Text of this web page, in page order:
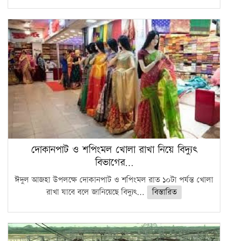
দোকানপাট ও শপিংমল খোলা রাখা নিয়ে বিদ্যুৎ
বিভাগের…
ঈদুল আজহা উপলক্ষে দোকানপাট ও শপিংমল রাত ১০টা পর্যন্ত খোলা
রাখা যাবে বলে জানিয়েছে বিদ্যুৎ...
বিস্তারিত